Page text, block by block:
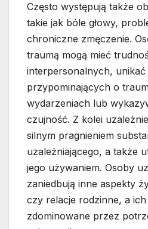
Często występują także
takie jak bóle głowy,
chroniczne zmęczenie.
traumą mogą mieć
interpersonalnych, unikać
przypominających o
wydarzeniach lub
czujność. Z kolei
silnym pragnieniem
uzależniającego, a także
jego używaniem. Osoby
zaniedbują inne aspekty
czy relacje rodzinne, a ich
zdominowane przez